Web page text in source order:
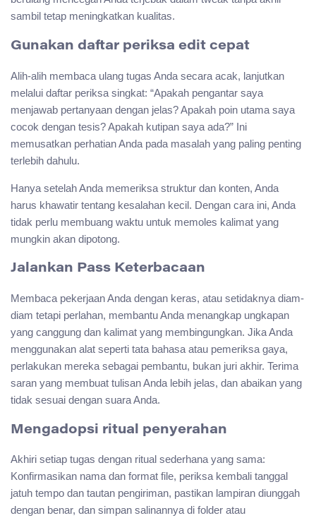
sambil tetap meningkatkan kualitas.
Gunakan daftar periksa edit cepat
Alih-alih membaca ulang tugas Anda secara acak, lanjutkan
melalui daftar periksa singkat: “Apakah pengantar saya
menjawab pertanyaan dengan jelas? Apakah poin utama saya
cocok dengan tesis? Apakah kutipan saya ada?” Ini
memusatkan perhatian Anda pada masalah yang paling penting
terlebih dahulu.
Hanya setelah Anda memeriksa struktur dan konten, Anda
harus khawatir tentang kesalahan kecil. Dengan cara ini, Anda
tidak perlu membuang waktu untuk memoles kalimat yang
mungkin akan dipotong.
Jalankan Pass Keterbacaan
Membaca pekerjaan Anda dengan keras, atau setidaknya diam-
diam tetapi perlahan, membantu Anda menangkap ungkapan
yang canggung dan kalimat yang membingungkan. Jika Anda
menggunakan alat seperti tata bahasa atau pemeriksa gaya,
perlakukan mereka sebagai pembantu, bukan juri akhir. Terima
saran yang membuat tulisan Anda lebih jelas, dan abaikan yang
tidak sesuai dengan suara Anda.
Mengadopsi ritual penyerahan
Akhiri setiap tugas dengan ritual sederhana yang sama:
Konfirmasikan nama dan format file, periksa kembali tanggal
jatuh tempo dan tautan pengiriman, pastikan lampiran diunggah
dengan benar, dan simpan salinannya di folder atau